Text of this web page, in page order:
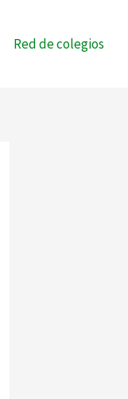
Red de colegios